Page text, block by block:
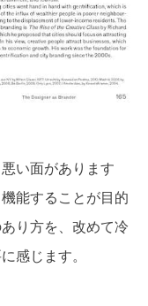
い面があります
能することが目的
り方を、改めて冷
感じます。